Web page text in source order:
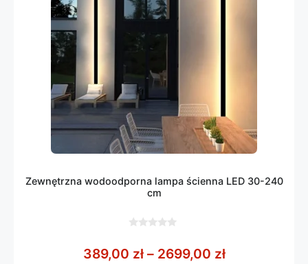
Zewnętrzna wodoodporna lampa ścienna LED 30-240
cm
5
389,00 zł – 2699,00 złZakres cen: